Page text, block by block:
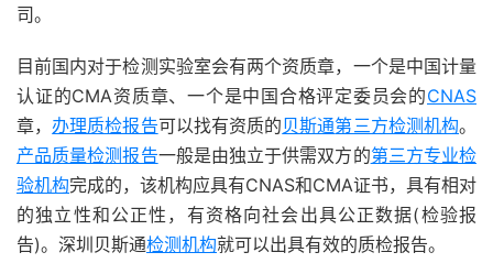
司。
目前国内对于检测实验室会有两个资质章，一个是中国计量
认证的CMA资质章、一个是中国合格评定委员会的CNAS
章， 办理质检报告可以找有资质的贝斯通第三方检测机构。
产品质量检测报告一般是由独立于供需双方的第三方专业检
验机构完成的，该机构应具有CNAS和CMA证书，具有相对
的独立性和公正性，有资格向社会出具公正数据(检验报
告)。深圳贝斯通检测机构就可以出具有效的质检报告。